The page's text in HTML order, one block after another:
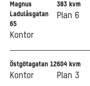
Go to Magnus
Magnus
Ladulåsgatan
65
Kontor
383 kvm
Plan 6
Go to Östgötagatan 12
Östgötagatan 12
Kontor
604 kvm
Plan 3